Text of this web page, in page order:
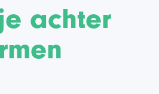
achter